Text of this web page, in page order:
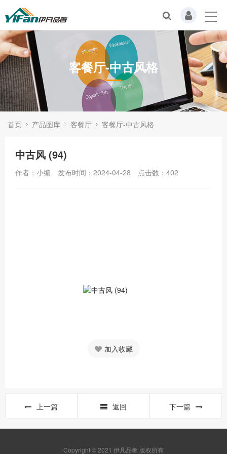
客餐厅-中古风格
首页 产品图库 客餐厅 客餐厅-中古风格
中古风 (94)
作者：小编 发布时间：2024-04-28 点击数： 402
加入收藏
上一篇 返回 下一篇
Copyright © 2021 伊凡品奢 版权所有